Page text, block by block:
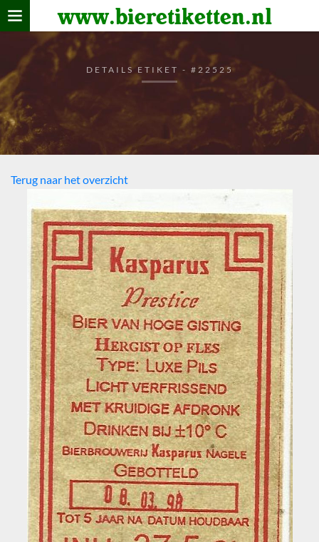
www.bieretiketten.nl
Home
verzamelen
De bierkaart
Bezoekers
DETAILS ETIKET - #22525
Terug naar het overzicht